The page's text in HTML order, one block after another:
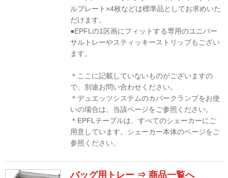
ルプレート×4枚などは標準品としてお求めいた
だけます。
●EPFLの1区画にフィットする専用のユニバー
サルトレーやスティッキーストリップもござい
ます。
＊ここに記載していないものがございますの
で、別途お問い合わせください。
＊デュエッツシステムのカバークランプをお使
いの場合は、当該ページをご参照ください。
＊EPFLテーブルは、すべてのシェーカーにご
用意しています。シェーカー本体のページをご
参照ください。
バッグ用トレー ⇒商品一覧へ